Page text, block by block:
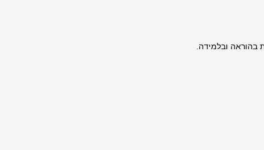
בהוראה ובלמידה.